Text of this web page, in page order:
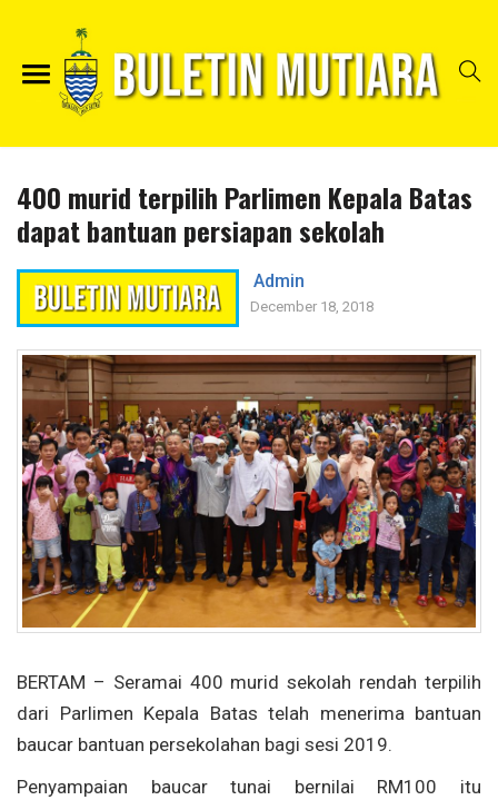
400 murid terpilih Parlimen Kepala Batas
dapat bantuan persiapan sekolah
Admin
December 18, 2018
BERTAM – Seramai 400 murid sekolah rendah terpilih
dari Parlimen Kepala Batas telah menerima bantuan
baucar bantuan persekolahan bagi sesi 2019.
Penyampaian baucar tunai bernilai RM100 itu